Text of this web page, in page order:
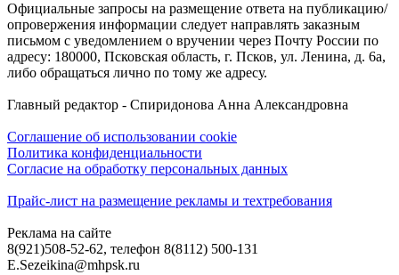
Официальные запросы на размещение ответа на публикацию/
опровержения информации следует направлять заказным
письмом с уведомлением о вручении через Почту России по
адресу: 180000, Псковская область, г. Псков, ул. Ленина, д. 6а,
либо обращаться лично по тому же адресу.
Главный редактор - Спиридонова Анна Александровна
Соглашение об использовании cookie
Политика конфиденциальности
Согласие на обработку персональных данных
Прайс-лист на размещение рекламы и техтребования
Реклама на сайте
8(921)508-52-62, телефон 8(8112) 500-131
E.Sezeikina@mhpsk.ru